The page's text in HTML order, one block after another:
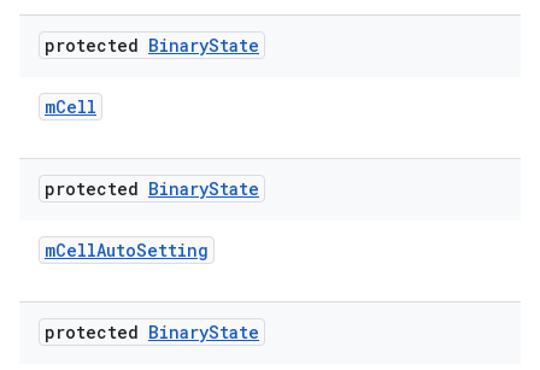
protected BinaryState
mCell
protected BinaryState
mCellAutoSetting
protected BinaryState